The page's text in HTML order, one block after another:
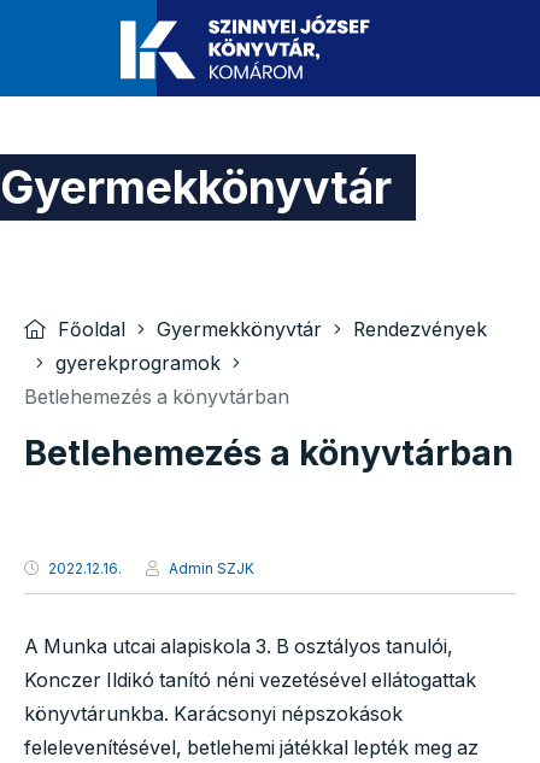
Gyermekkönyvtár
Főoldal Gyermekkönyvtár
Rendezvények
gyerekprogramok
Betlehemezés a könyvtárban
Betlehemezés a könyvtárban
2022.12.16. Admin SZJK
A Munka utcai alapiskola 3. B osztályos tanulói,
Konczer Ildikó tanító néni vezetésével ellátogattak
könyvtárunkba. Karácsonyi népszokások
felelevenítésével, betlehemi játékkal lepték meg az